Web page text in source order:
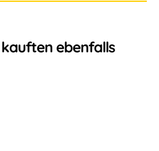
ebenfalls